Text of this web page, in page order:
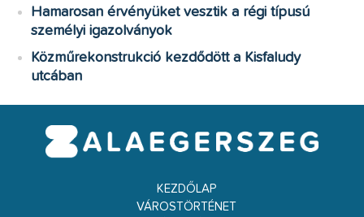
Hamarosan érvényüket vesztik a régi típusú
személyi igazolványok
Közműrekonstrukció kezdődött a Kisfaludy
utcában
KEZDŐLAP
VÁROSTÖRTÉNET